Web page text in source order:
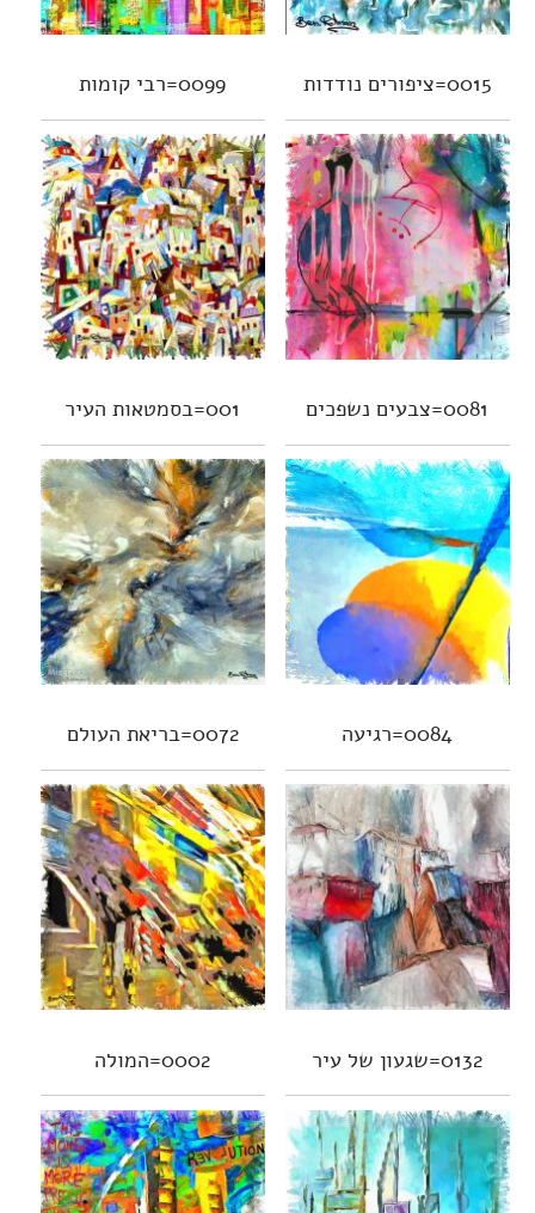
0015=ציפורים נודדות 0099=רבי קומות
0081=צבעים נשפכים 001=בסמטאות העיר
0084=רגיעה 0072=בריאת העולם
0132=שגעון של עיר 0002=המולה